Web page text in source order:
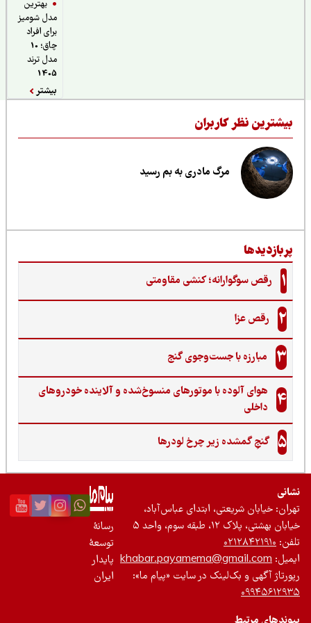
بهترین
مدل شومیز
برای افراد
چاق؛ 10
مدل ترند
نظر کاربران
مرگ مادری به بم رسید
رقص سوگوارانه؛ کنشی مقاومتی
رقص عزا
مبارزه با جست‌وجوی گنج‌
هوای آلوده با موتورهای منسوخ‌شده و آلاینده خودروهای
داخلی
گنجِ گمشده زیر چرخ لودرها
خیابان شریعتی، ابتدای عباس‌آباد،
بهشتی، پلاک ۱۲، طبقه سوم، واحد ۵
۰۲۱۲۸۴۲۱۹۱۰
khabar.payamema@gmail.com
آگهی و بک‌لینک در سایت «پیام ما»:
رسانۀ
توسعۀ
پایدار
ایران